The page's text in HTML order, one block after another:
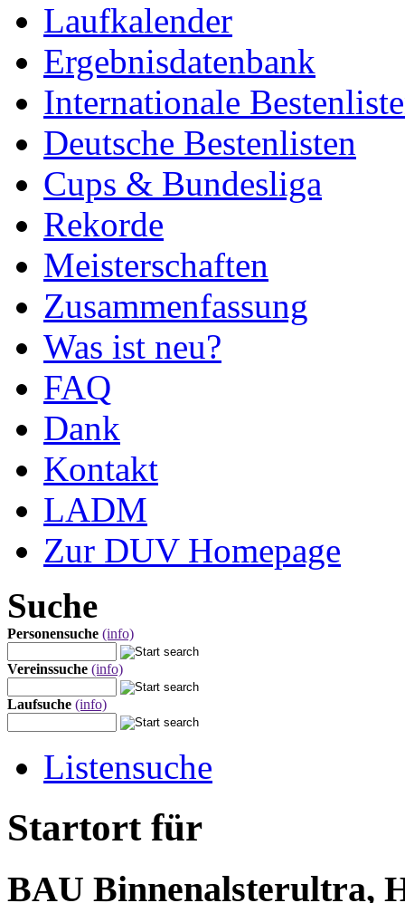
Laufkalender
Ergebnisdatenbank
Internationale
Deutsche Bestenlisten
Cups & Bundesliga
Rekorde
Meisterschaften
Zusammenfassung
Was ist neu?
FAQ
Dank
Kontakt
LADM
Zur DUV Homepage
Suche
Personensuche (info)
Vereinssuche (info)
Laufsuche (info)
Listensuche
Startort für
BAU Binnenalsterultra,